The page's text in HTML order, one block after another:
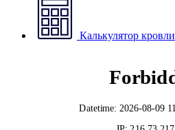
Калькулятор кровли